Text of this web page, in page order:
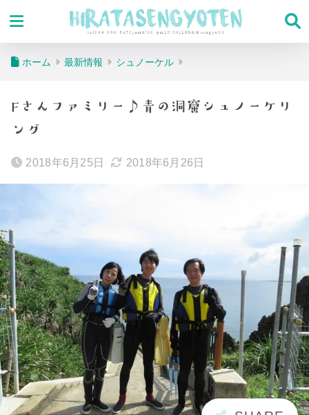
ホーム 最新情報 シュノーケル
Fさんファミリー♪青の洞窟シュノーケリ
ング
2018年6月25日 2018年6月26日